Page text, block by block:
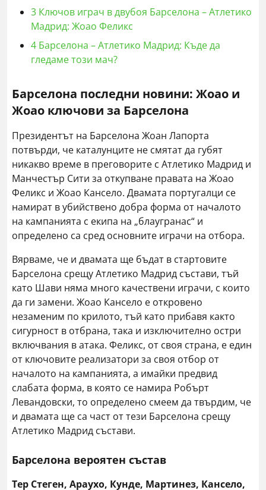
3 Ключов играч в двубоя Барселона – Атлетико
Мадрид: Жоао Феликс
4 Барселона – Атлетико Мадрид: Къде да
гледаме този мач?
Барселона последни новини: Жоао и
Жоао ключови за Барселона
Президентът на Барселона Жоан Лапорта
потвърди, че каталунците не смятат да губят
никакво време в преговорите с Атлетико Мадрид и
Манчестър Сити за откупване правата на Жоао
Феликс и Жоао Кансело. Двамата португалци се
намират в убийствено добра форма от началото
на кампанията с екипа на „блаугранас“ и
определено са сред основните играчи на отбора.
Вярваме, че и двамата ще бъдат в стартовите
Барселона срещу Атлетико Мадрид състави, тъй
като Шави няма много качествени играчи, с които
да ги замени. Жоао Кансело е откровено
незаменим по крилото, тъй като прибавя както
сигурност в отбрана, така и изключително остри
включвания в атака. Феликс, от своя страна, е един
от ключовите реализатори за своя отбор от
началото на кампанията, а имайки предвид
слабата форма, в която се намира Робърт
Левандовски, то определено смеем да твърдим, че
и двамата ще са част от тези Барселона срещу
Атлетико Мадрид състави.
Барселона вероятен състав
Тер Стеген, Араухо, Кунде, Мартинез, Кансело,